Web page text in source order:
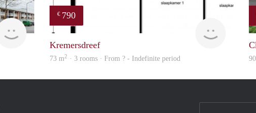
finder
€ 790
Kremersdreef
73 m2 · 3 rooms · From ? - Indefinite period